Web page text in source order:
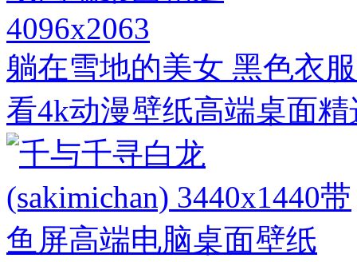
4096x2063
躺在雪地的美女 黑色衣
看4k动漫壁纸高端桌面精